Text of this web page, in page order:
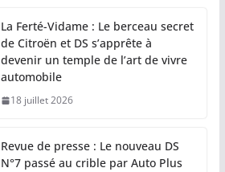
La Ferté-Vidame : Le berceau secret
de Citroën et DS s’apprête à
devenir un temple de l’art de vivre
automobile
18 juillet 2026
Revue de presse : Le nouveau DS
N°7 passé au crible par Auto Plus